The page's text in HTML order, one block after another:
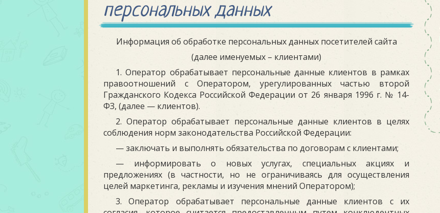
персональных данных
Информация об обработке персональных данных посетителей сайта
(далее именуемых – клиентами)
1. Оператор обрабатывает персональные данные клиентов в рамках
правоотношений с Оператором, урегулированных частью второй
Гражданского Кодекса Российской Федерации от 26 января 1996 г. № 14-
ФЗ, (далее — клиентов).
2. Оператор обрабатывает персональные данные клиентов в целях
соблюдения норм законодательства Российской Федерации:
— заключать и выполнять обязательства по договорам с клиентами;
— информировать о новых услугах, специальных акциях и
предложениях (в частности, но не ограничиваясь для осуществления
целей маркетинга, рекламы и изучения мнений Оператором);
3. Оператор обрабатывает персональные данные клиентов с их